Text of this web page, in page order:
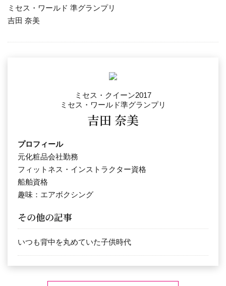
ミセス・ワールド 準グランプリ
吉田 奈美
ミセス・クイーン2017
ミセス・ワールド準グランプリ
吉田 奈美
プロフィール
元化粧品会社勤務
フィットネス・インストラクター資格
船舶資格
趣味：エアボクシング
その他の記事
いつも背中を丸めていた子供時代